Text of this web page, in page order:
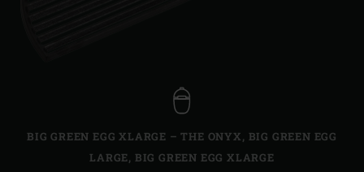
BIG GREEN EGG XLARGE – THE ONYX, BIG GREEN EGG
LARGE, BIG GREEN EGG XLARGE